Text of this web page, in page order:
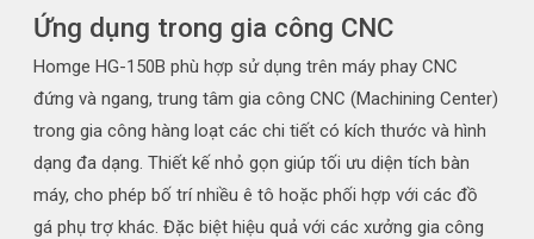
Ứng dụng trong gia công CNC
Homge HG-150B phù hợp sử dụng trên máy phay CNC
đứng và ngang, trung tâm gia công CNC (Machining Center)
trong gia công hàng loạt các chi tiết có kích thước và hình
dạng đa dạng. Thiết kế nhỏ gọn giúp tối ưu diện tích bàn
máy, cho phép bố trí nhiều ê tô hoặc phối hợp với các đồ
gá phụ trợ khác. Đặc biệt hiệu quả với các xưởng gia công